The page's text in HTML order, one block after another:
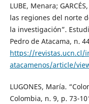
LUBE, Menara;
las regiones del norte
la investigación”.
Pedro de Atacama, n.
https://revistas.ucn.cl/
atacamenos/article/
LUGONES, María.
Colombia, n. 9, p. 73-